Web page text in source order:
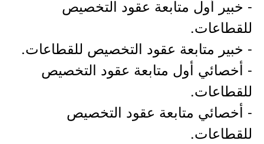
- خبير أول متابعة عقود التخصيص
للقطاعات.
- خبير متابعة عقود التخصيص للقطاعات.
- أخصائي أول متابعة عقود التخصيص
للقطاعات.
- أخصائي متابعة عقود التخصيص
للقطاعات.